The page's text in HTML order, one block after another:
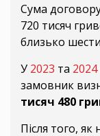
Сума
720 тисяч
близько
У 2023 та 2024
замовник
тисяч 480
Після того,